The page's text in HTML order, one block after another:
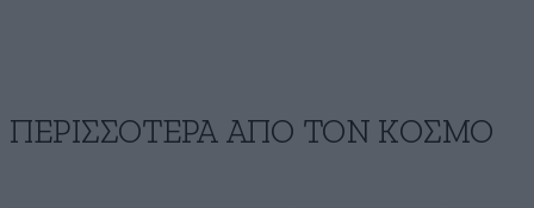
ΠΕΡΙΣΣΟΤΕΡΑ ΑΠΟ ΤΟΝ ΚΟΣΜΟ